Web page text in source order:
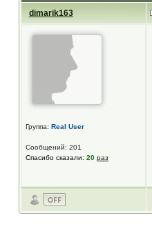
dimarik163
Группа: Real User
Сообщений: 201
Спасибо сказали: 20 раз